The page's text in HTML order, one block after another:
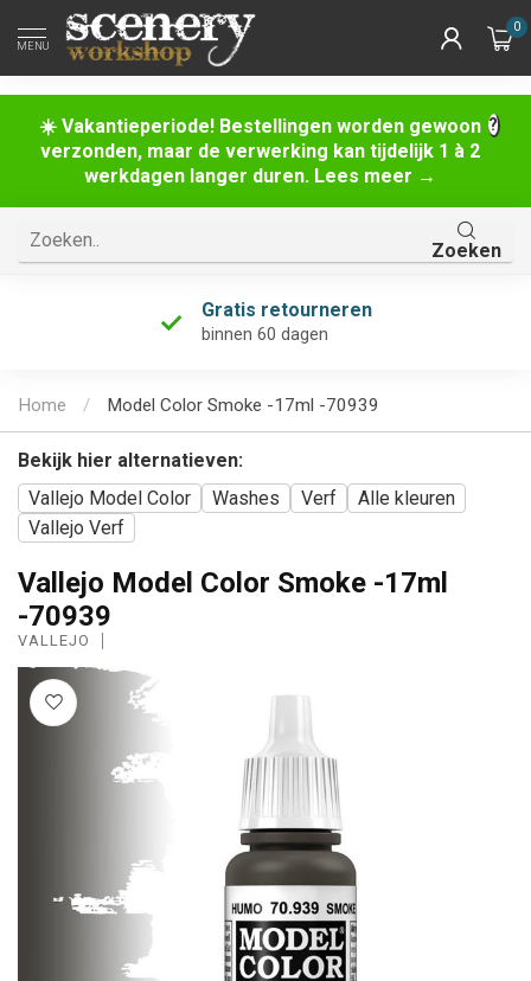
☀️ Vakantieperiode! Bestellingen worden gewoon
verzonden, maar de verwerking kan tijdelijk 1 à 2
werkdagen langer duren. Lees meer →
MENU
0
Zoeken
Gratis retourneren
binnen 60 dagen
Home / Model Color Smoke -17ml -70939
Bekijk hier alternatieven:
Vallejo Model Color
Washes Verf
Alle kleuren
Vallejo Verf
Vallejo Model Color Smoke -17ml
-70939
VALLEJO